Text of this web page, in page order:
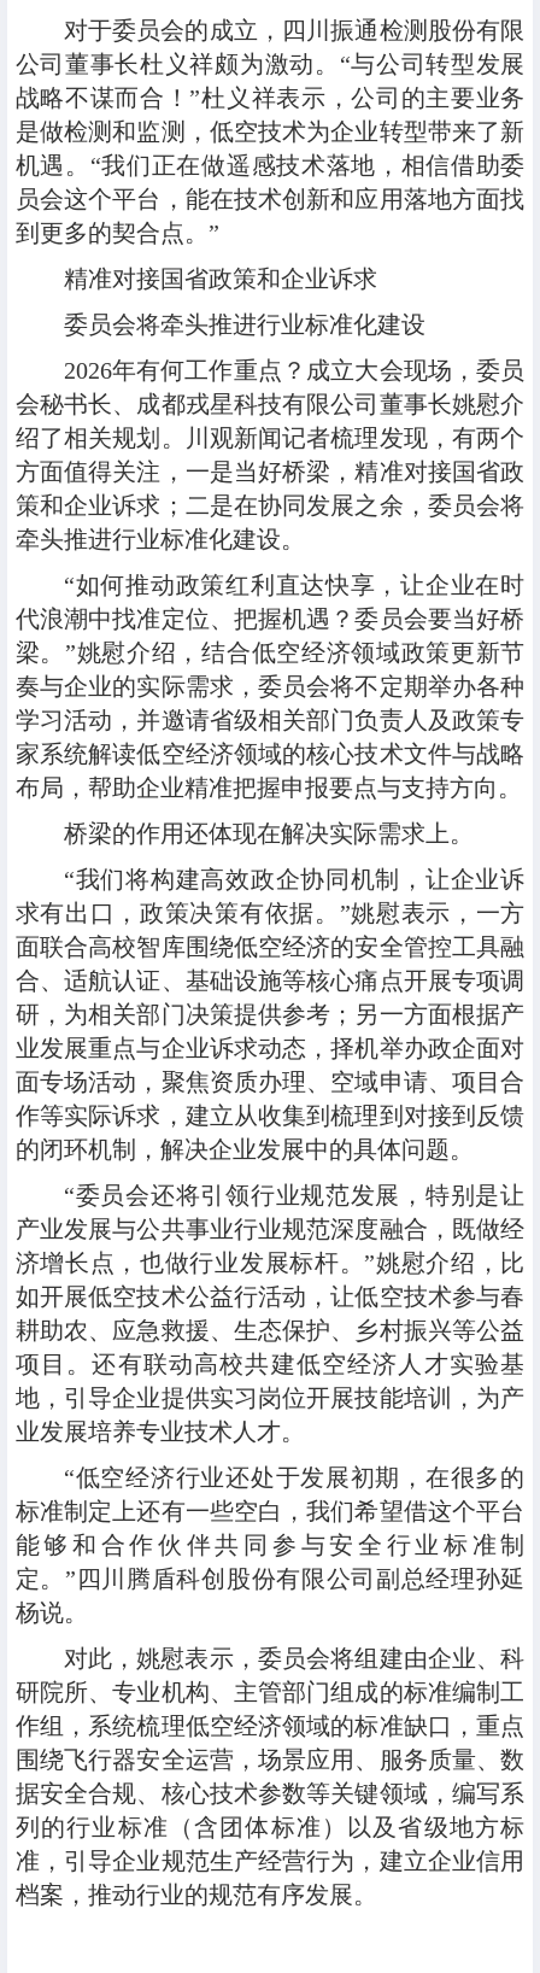
对于委员会的成立，四川振通检测股份有限
公司董事长杜义祥颇为激动。“与公司转型发展
战略不谋而合！”杜义祥表示，公司的主要业务
是做检测和监测，低空技术为企业转型带来了新
机遇。“我们正在做遥感技术落地，相信借助委
员会这个平台，能在技术创新和应用落地方面找
到更多的契合点。”
精准对接国省政策和企业诉求
委员会将牵头推进行业标准化建设
2026年有何工作重点？成立大会现场，委员
会秘书长、成都戎星科技有限公司董事长姚慰介
绍了相关规划。川观新闻记者梳理发现，有两个
方面值得关注，一是当好桥梁，精准对接国省政
策和企业诉求；二是在协同发展之余，委员会将
牵头推进行业标准化建设。
“如何推动政策红利直达快享，让企业在时
代浪潮中找准定位、把握机遇？委员会要当好桥
梁。”姚慰介绍，结合低空经济领域政策更新节
奏与企业的实际需求，委员会将不定期举办各种
学习活动，并邀请省级相关部门负责人及政策专
家系统解读低空经济领域的核心技术文件与战略
布局，帮助企业精准把握申报要点与支持方向。
桥梁的作用还体现在解决实际需求上。
“我们将构建高效政企协同机制，让企业诉
求有出口，政策决策有依据。”姚慰表示，一方
面联合高校智库围绕低空经济的安全管控工具融
合、适航认证、基础设施等核心痛点开展专项调
研，为相关部门决策提供参考；另一方面根据产
业发展重点与企业诉求动态，择机举办政企面对
面专场活动，聚焦资质办理、空域申请、项目合
作等实际诉求，建立从收集到梳理到对接到反馈
的闭环机制，解决企业发展中的具体问题。
“委员会还将引领行业规范发展，特别是让
产业发展与公共事业行业规范深度融合，既做经
济增长点，也做行业发展标杆。”姚慰介绍，比
如开展低空技术公益行活动，让低空技术参与春
耕助农、应急救援、生态保护、乡村振兴等公益
项目。还有联动高校共建低空经济人才实验基
地，引导企业提供实习岗位开展技能培训，为产
业发展培养专业技术人才。
“低空经济行业还处于发展初期，在很多的
标准制定上还有一些空白，我们希望借这个平台
能够和合作伙伴共同参与安全行业标准制
定。”四川腾盾科创股份有限公司副总经理孙延
杨说。
对此，姚慰表示，委员会将组建由企业、科
研院所、专业机构、主管部门组成的标准编制工
作组，系统梳理低空经济领域的标准缺口，重点
围绕飞行器安全运营，场景应用、服务质量、数
据安全合规、核心技术参数等关键领域，编写系
列的行业标准（含团体标准）以及省级地方标
准，引导企业规范生产经营行为，建立企业信用
档案，推动行业的规范有序发展。